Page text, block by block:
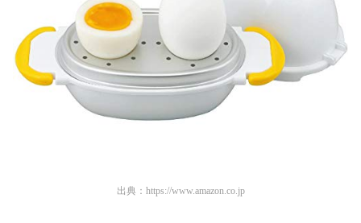
出典： https://www.amazon.co.jp